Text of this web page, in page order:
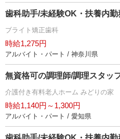
歯科助手/未経験OK・扶養内勤
ブライト矯正歯科
時給1,275円
アルバイト・パート / 神奈川県
無資格可の調理師/調理スタッ
介護付き有料老人ホーム みどりの家
時給1,140円～1,300円
アルバイト・パート / 愛知県